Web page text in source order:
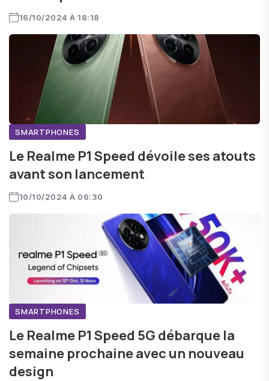
16/10/2024 À 18:18
SMARTPHONES
Le Realme P1 Speed dévoile ses atouts
avant son lancement
10/10/2024 À 06:30
SMARTPHONES
Le Realme P1 Speed 5G débarque la
semaine prochaine avec un nouveau
design